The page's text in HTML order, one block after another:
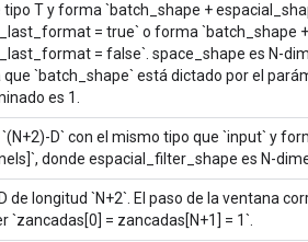
tipo T y forma `batch_shape +
= true` o forma `batch_shape
= false`. space_shape es N-
que `batch_shape` está dictado por el
es 1.
D` con el mismo tipo que `input` y
donde espacial_filter_shape es N-
de longitud `N+2`. El paso de la ventana
`zancadas[0] = zancadas[N+1] = 1`.